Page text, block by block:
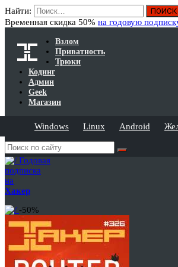
Найти:
Временная скидка 50% на годовую
Взлом
Приватность
Трюки
Кодинг
Админ
Geek
Магазин
Windows Linux Android
Годовая
подписка
на
Хакер
-50%